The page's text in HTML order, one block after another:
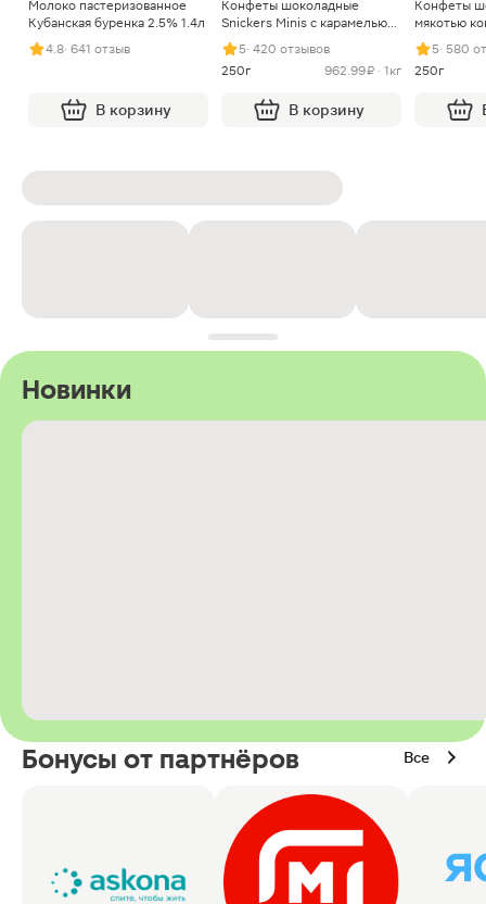
Молоко пастеризованное
Кубанская буренка 2.5% 1.4л
4.8· 641 отзыв
В корзину
Конфеты шоколадные
Snickers Minis с карамелью
арахисом и нугой
5· 420 отзывов
250г
962.99 ₽ · 1кг
В корзину
Конфеты
мякотью
5· 580
250г
Новинки
Бонусы от партнёров Все